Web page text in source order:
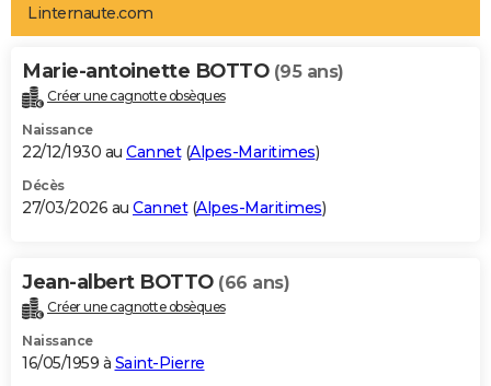
Art de vivre
Bien-être
Loisirs
Mode
Modes de vie
Alimentation
Guide de la santé
Maladies
Médicaments
Sommeil
VOYAGE
Destinations
City break
Voyage nature
Voyage de noces
Forum
Climat
+PHOTO
GUIDES D'ACHAT
BONS PLANS
Carte de Noël
Carte Bonne année
Carte Saint-Valentin
Carte Pâques
Carte d'anniversaire
DICTIONNAIRE
Dictionnaire
Biographies
Citations
Expressions
Proverbes
PROGRAMME TV
Linternaute.com
Marie-antoinette BOTTO (95 ans)
Créer une cagnotte obsèques
Naissance
22/12/1930 au Cannet(Alpes-Maritimes)
Décès
27/03/2026 au Cannet(Alpes-Maritimes)
Jean-albert BOTTO (66 ans)
Créer une cagnotte obsèques
Naissance
16/05/1959 à Saint-Pierre